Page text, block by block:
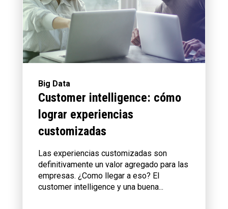
Big Data
Customer intelligence: cómo
lograr experiencias
customizadas
Las experiencias customizadas son
definitivamente un valor agregado para las
empresas. ¿Como llegar a eso? El
customer intelligence y una buena...